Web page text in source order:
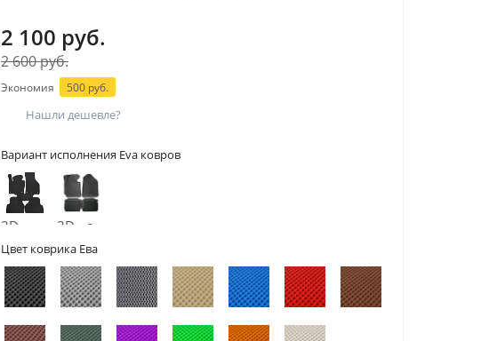
2 100 руб.
2 600 руб.
Экономия 500 руб.
Нашли дешевле?
Вариант исполнения Eva ковров
2D -
без
бортов
3D - с
бортами
Цвет коврика Ева